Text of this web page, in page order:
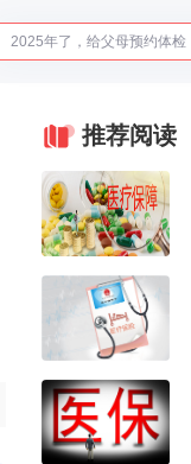
体检前能吃药吗？
2025年了，给父母预约体检
推荐阅读